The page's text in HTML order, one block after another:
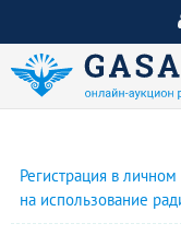
Регистрация в
на использование